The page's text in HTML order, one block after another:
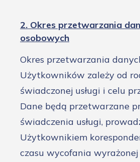
2. Okres przetwarzania
osobowych
Okres przetwarzania
Użytkowników zależy od
świadczonej usługi i celu
Dane będą przetwarzane
świadczenia usługi,
Użytkownikiem
czasu wycofania wyrażonej